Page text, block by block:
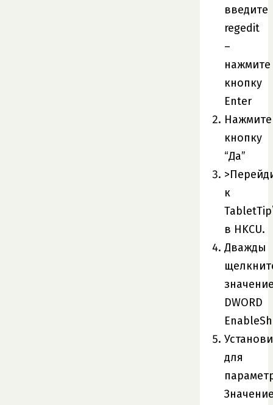
введите
regedit
–
нажмите
кнопку
Enter
Нажмите
кнопку
“Да”
к
в HKCU.
Дважды
DWORD
для